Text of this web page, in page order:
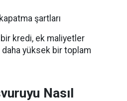
şartları
kredi, ek maliyetler
yüksek bir toplam
Nasıl